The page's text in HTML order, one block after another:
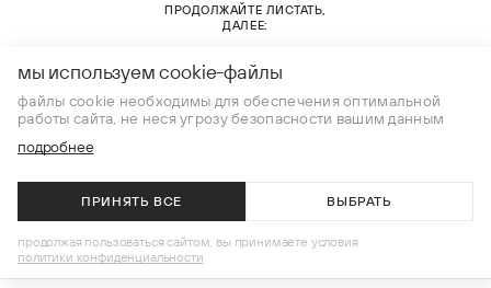
В КОРЗИНУ
ПРОДОЛЖАЙТЕ ЛИСТАТЬ,
ДАЛЕЕ:
новая коллекция
мы используем cookie-файлы
файлы cookie необходимы для обеспечения оптимальной
работы сайта, не неся угрозу безопасности вашим данным
подробнее
ПРИНЯТЬ ВСЕ ВЫБРАТЬ
продолжая пользоваться сайтом, вы принимаете условия
политики конфиденциальности